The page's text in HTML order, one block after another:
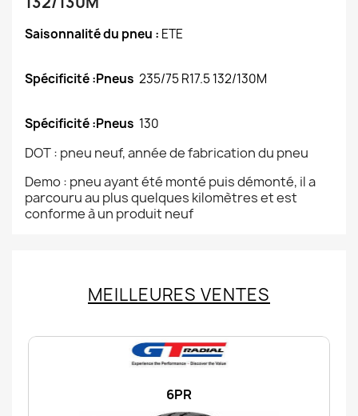
Saisonnalité du pneu : ETE
Spécificité :Pneus 235/75 R17.5 132/130M
Spécificité :Pneus 130
DOT : pneu neuf, année de fabrication du pneu
Demo : pneu ayant été monté puis démonté, il a
parcouru au plus quelques kilomètres et est
conforme à un produit neuf
MEILLEURES VENTES
6PR